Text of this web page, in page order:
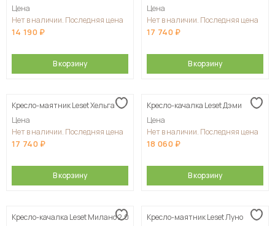
Цена
Нет в наличии. Последняя цена
14 190
В корзину
Цена
Нет в наличии. Последняя цена
17 740
В корзину
Кресло-маятник Leset Хельга
Цена
Нет в наличии. Последняя цена
17 740
В корзину
Кресло-качалка Leset Дэми
Цена
Нет в наличии. Последняя цена
18 060
В корзину
Кресло-качалка Leset Милано 2.0
Кресло-маятник Leset Луно